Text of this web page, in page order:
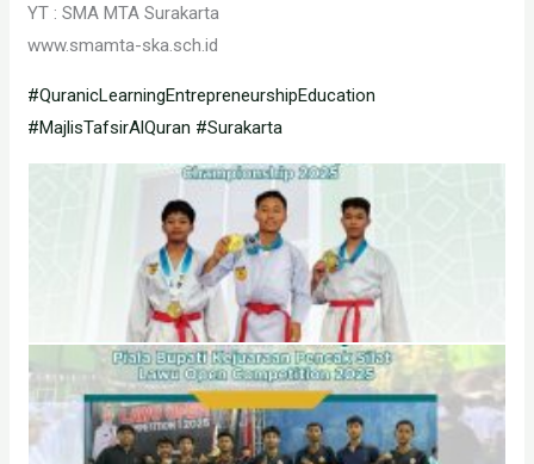
YT : SMA MTA Surakarta
www.smamta-ska.sch.id
#QuranicLearningEntrepreneurshipEducation
#MajlisTafsirAlQuran #Surakarta